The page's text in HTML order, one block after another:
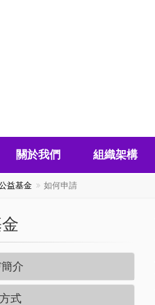
關於我們 組織架構
益基金 如何申請
介
式